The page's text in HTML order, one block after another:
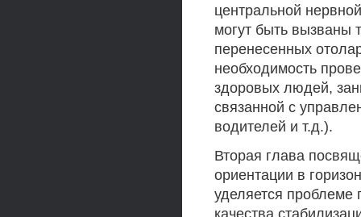
центральной
могут быть вызваны
перенесенных
необходимость
здоровых людей,
связанной с
водителей и т.д.).
Вторая глава
ориентации в
уделяется проблеме
качества